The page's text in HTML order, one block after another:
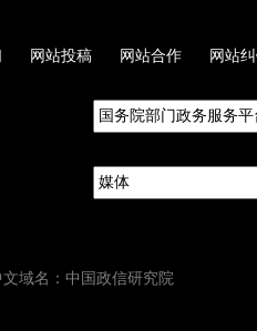
网站投稿 网站合作 网站
域名：中国政信研究院